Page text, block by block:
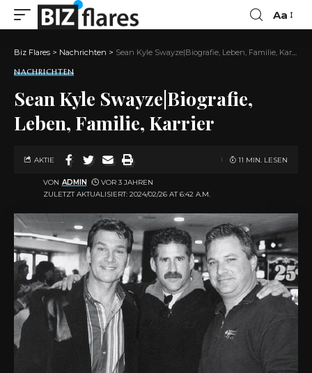
Aa
Biz Flares > Nachrichten > Sean Kyle Swayze|Biografie, Leben, Familie, Karrier
NACHRICHTEN
Sean Kyle Swayze|Biografie,
Leben, Familie, Karrier
ZULETZT AKTUALISIERT: 2024/02/26 AT 6:42 A.M.
VON ADMIN VOR 3 JAHREN
AKTIE 11 MIN. LESEN